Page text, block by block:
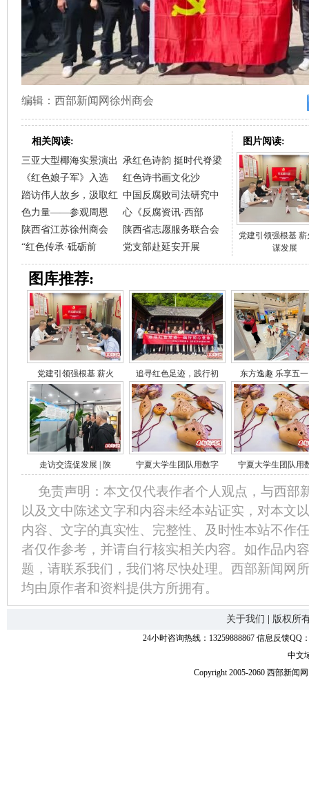
编辑：西部新闻网徐州商会
相关阅读:
三亚大型椰海实景演出
《红色娘子军》入选
承红色诗韵 挺时代脊梁
红色诗书画文化沙
踏访伟人故乡，汲取红
色力量——参观周恩
中国反腐败司法研究中
心《反腐资讯·西部
陕西省江苏徐州商会
“红色传承·砥砺前
陕西省志愿服务联合会
党支部赴延安开展
图片阅读:
党建引领强根基 薪
谋发展
图库推荐:
党建引领强根基 薪火 追寻红色足迹，践行初 东方逸趣 乐享五
走访交流促发展 | 陕 宁夏大学生团队用数字 宁夏大学生团队用
免责声明：本文仅代表作者个人观点，与西部
以及文中陈述文字和内容未经本站证实，对本文
内容、文字的真实性、完整性、及时性本站不作
者仅作参考，并请自行核实相关内容。如作品内
题，请联系我们，我们将尽快处理。西部新闻网
均由原作者和资料提供方所拥有。
关于我们 版权所
24小时咨询热线：13259888867 信息反馈QQ
中文
Copyright 2005-2060 西部新闻